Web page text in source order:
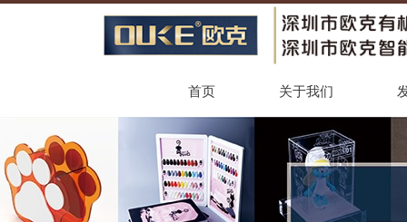
首页 关于我们